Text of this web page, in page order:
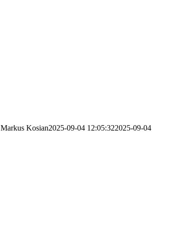
Markus Kosian2025-09-04 12:05:322025-09-04